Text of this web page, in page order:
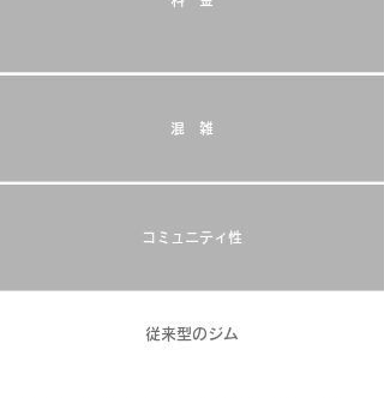
混 雑
コミュニティ性
従来型のジム